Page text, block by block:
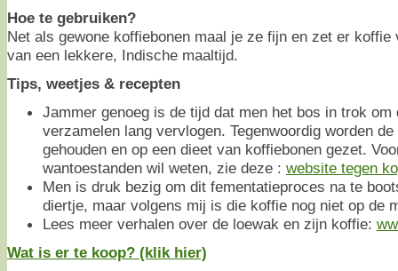
Hoe te gebruiken?
Net als gewone koffiebonen maal je ze fijn en zet er
van een lekkere, Indische maaltijd.
Tips, weetjes & recepten
Jammer genoeg is de tijd dat men het bos in trok
verzamelen lang vervlogen. Tegenwoordig worden
gehouden en op een dieet van koffiebonen gezet.
wantoestanden wil weten, zie deze : website tegen
Men is druk bezig om dit fementatieproces na te
diertje, maar volgens mij is die koffie nog niet op de
Lees meer verhalen over de loewak en zijn koffie:
Wat is er te koop? (klik hier)